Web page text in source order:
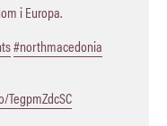
i Europa.
#northmacedonia
TegpmZdcSC